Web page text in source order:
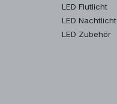
LED Flutlicht
LED Nachtlicht
LED Zubehör